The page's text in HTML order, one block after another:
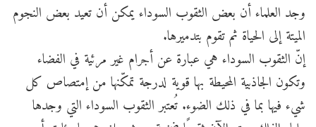
وجد العلماء أن بعض الثقوب السوداء يمكن أن تعيد بعض النجوم
الميتة إلى الحياة ثم تقوم بتدميرها.
إنّ الثقوب السوداء هي عبارة عن أجرام غير مرئية في الفضاء
وتكون الجاذبية المحيطة بها قوية لدرجة تمكّنها من إمتصاص كل
شيء فيها بما في ذلك الضوء. تُعتبر الثقوب السوداء التي وجدها